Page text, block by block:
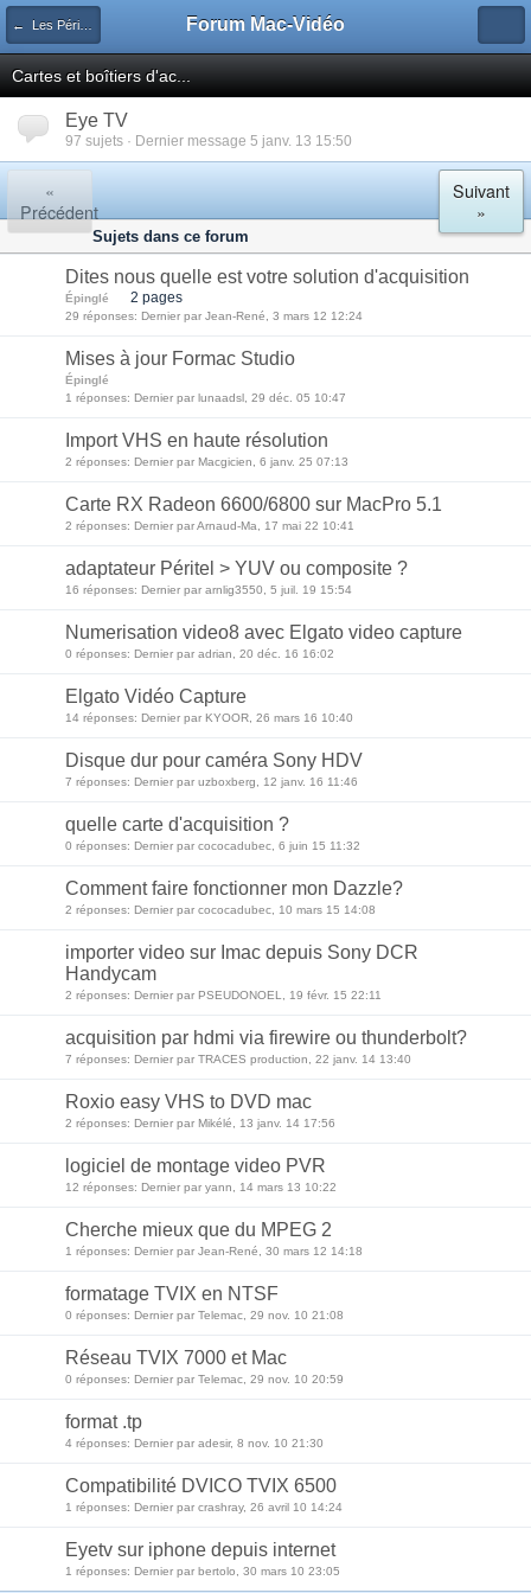
← Les Périphériques Vidéo Forum Mac-Vidéo
Cartes et boîtiers d'ac...
Eye TV
97 sujets · Dernier message 5 janv. 13 15:50
«
Précédent
Suivant
»
Sujets dans ce forum
Dites nous quelle est votre solution d'acquisition
Épinglé 2 pages
29 réponses: Dernier par Jean-René, 3 mars 12 12:24
Mises à jour Formac Studio
Épinglé
1 réponses: Dernier par lunaadsl, 29 déc. 05 10:47
Import VHS en haute résolution
2 réponses: Dernier par Macgicien, 6 janv. 25 07:13
Carte RX Radeon 6600/6800 sur MacPro 5.1
2 réponses: Dernier par Arnaud-Ma, 17 mai 22 10:41
adaptateur Péritel > YUV ou composite ?
16 réponses: Dernier par arnlig3550, 5 juil. 19 15:54
Numerisation video8 avec Elgato video capture
0 réponses: Dernier par adrian, 20 déc. 16 16:02
Elgato Vidéo Capture
14 réponses: Dernier par KYOOR, 26 mars 16 10:40
Disque dur pour caméra Sony HDV
7 réponses: Dernier par uzboxberg, 12 janv. 16 11:46
quelle carte d'acquisition ?
0 réponses: Dernier par cococadubec, 6 juin 15 11:32
Comment faire fonctionner mon Dazzle?
2 réponses: Dernier par cococadubec, 10 mars 15 14:08
importer video sur Imac depuis Sony DCR
Handycam
2 réponses: Dernier par PSEUDONOEL, 19 févr. 15 22:11
acquisition par hdmi via firewire ou thunderbolt?
7 réponses: Dernier par TRACES production, 22 janv. 14 13:40
Roxio easy VHS to DVD mac
2 réponses: Dernier par Mikélé, 13 janv. 14 17:56
logiciel de montage video PVR
12 réponses: Dernier par yann, 14 mars 13 10:22
Cherche mieux que du MPEG 2
1 réponses: Dernier par Jean-René, 30 mars 12 14:18
formatage TVIX en NTSF
0 réponses: Dernier par Telemac, 29 nov. 10 21:08
Réseau TVIX 7000 et Mac
0 réponses: Dernier par Telemac, 29 nov. 10 20:59
format .tp
4 réponses: Dernier par adesir, 8 nov. 10 21:30
Compatibilité DVICO TVIX 6500
1 réponses: Dernier par crashray, 26 avril 10 14:24
Eyetv sur iphone depuis internet
1 réponses: Dernier par bertolo, 30 mars 10 23:05